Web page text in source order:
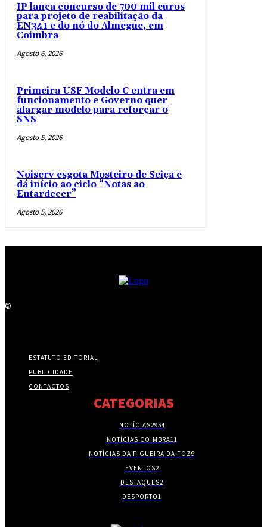
IP lança concurso de 700 mil euros
para projeto de reabilitação da
EN341 e do nó do Almegue, em
Coimbra
Agosto 6, 2026
Primeira USF Modelo C entra em
funcionamento e Governo quer
alargar modelo para reforçar o
SNS
Agosto 5, 2026
Noiserv esgota Mosteiro de Seiça e
dá início ao ciclo “Notas ao
Entardecer”
Agosto 5, 2026
©
ESTATUTO EDITORIAL
PUBLICIDADE
CONTACTOS
CATEGORIAS
NOTÍCIAS2954
NOTÍCIAS COIMBRA11
NOTÍCIAS DA FIGUEIRA DA FOZ9
EVENTOS2
DESTAQUES2
DESPORTO1